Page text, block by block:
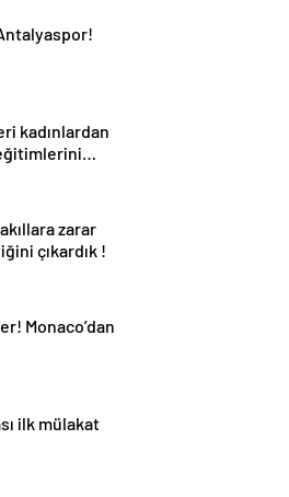
kadınlardan
zarar
çıkardık !
Monaco’dan
ilk mülakat